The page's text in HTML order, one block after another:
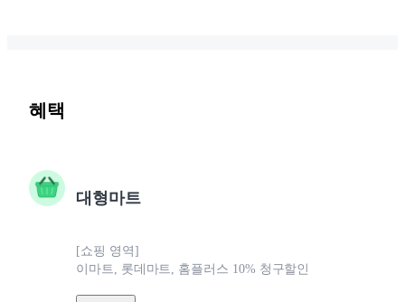
혜택
대형마트
[쇼핑 영역]
이마트, 롯데마트, 홈플러스 10% 청구할인